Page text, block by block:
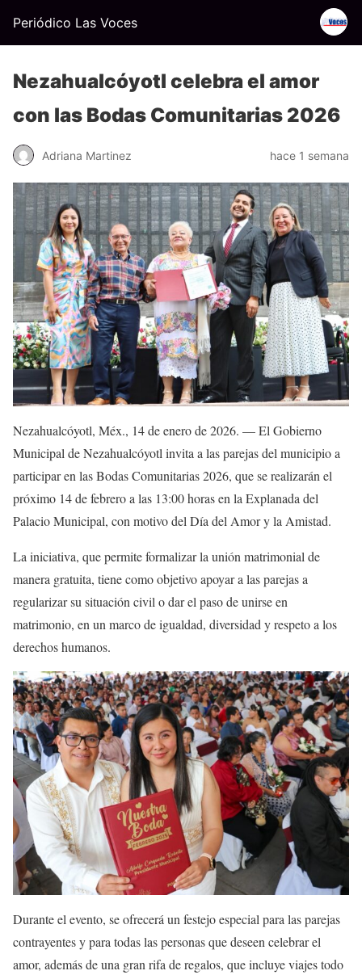
Periódico Las Voces
Nezahualcóyotl celebra el amor
con las Bodas Comunitarias 2026
Adriana Martinez hace 1 semana
Nezahualcóyotl, Méx., 14 de enero de 2026. — El Gobierno
Municipal de Nezahualcóyotl invita a las parejas del municipio a
participar en las Bodas Comunitarias 2026, que se realizarán el
próximo 14 de febrero a las 13:00 horas en la Explanada del
Palacio Municipal, con motivo del Día del Amor y la Amistad.
La iniciativa, que permite formalizar la unión matrimonial de
manera gratuita, tiene como objetivo apoyar a las parejas a
regularizar su situación civil o dar el paso de unirse en
matrimonio, en un marco de igualdad, diversidad y respeto a los
derechos humanos.
Durante el evento, se ofrecerá un festejo especial para las parejas
contrayentes y para todas las personas que deseen celebrar el
amor, además de una gran rifa de regalos, que incluye viajes todo